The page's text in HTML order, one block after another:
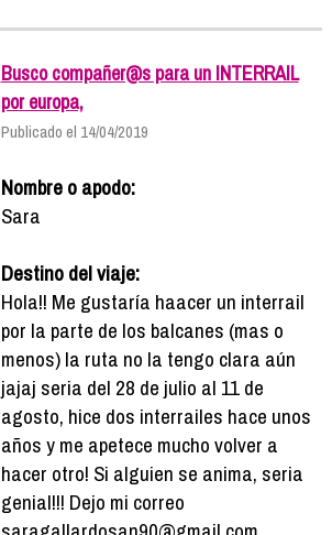
Busco compañer@s para un INTERRAIL
por europa,
Publicado el 14/04/2019
Nombre o apodo:
Sara
Destino del viaje:
Hola!! Me gustaría haacer un interrail
por la parte de los balcanes (mas o
menos) la ruta no la tengo clara aún
jajaj seria del 28 de julio al 11 de
agosto, hice dos interrailes hace unos
años y me apetece mucho volver a
hacer otro! Si alguien se anima, seria
genial!!! Dejo mi correo